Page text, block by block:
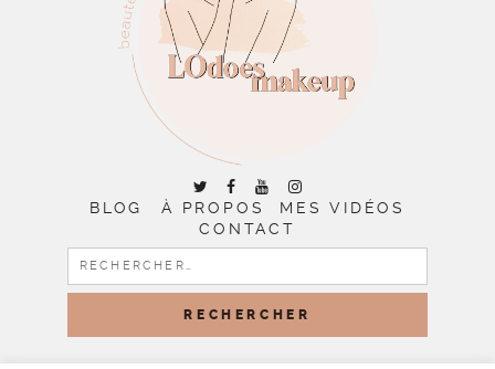
BLOG À PROPOS
MES VIDÉOS
CONTACT
RECHERCHER :